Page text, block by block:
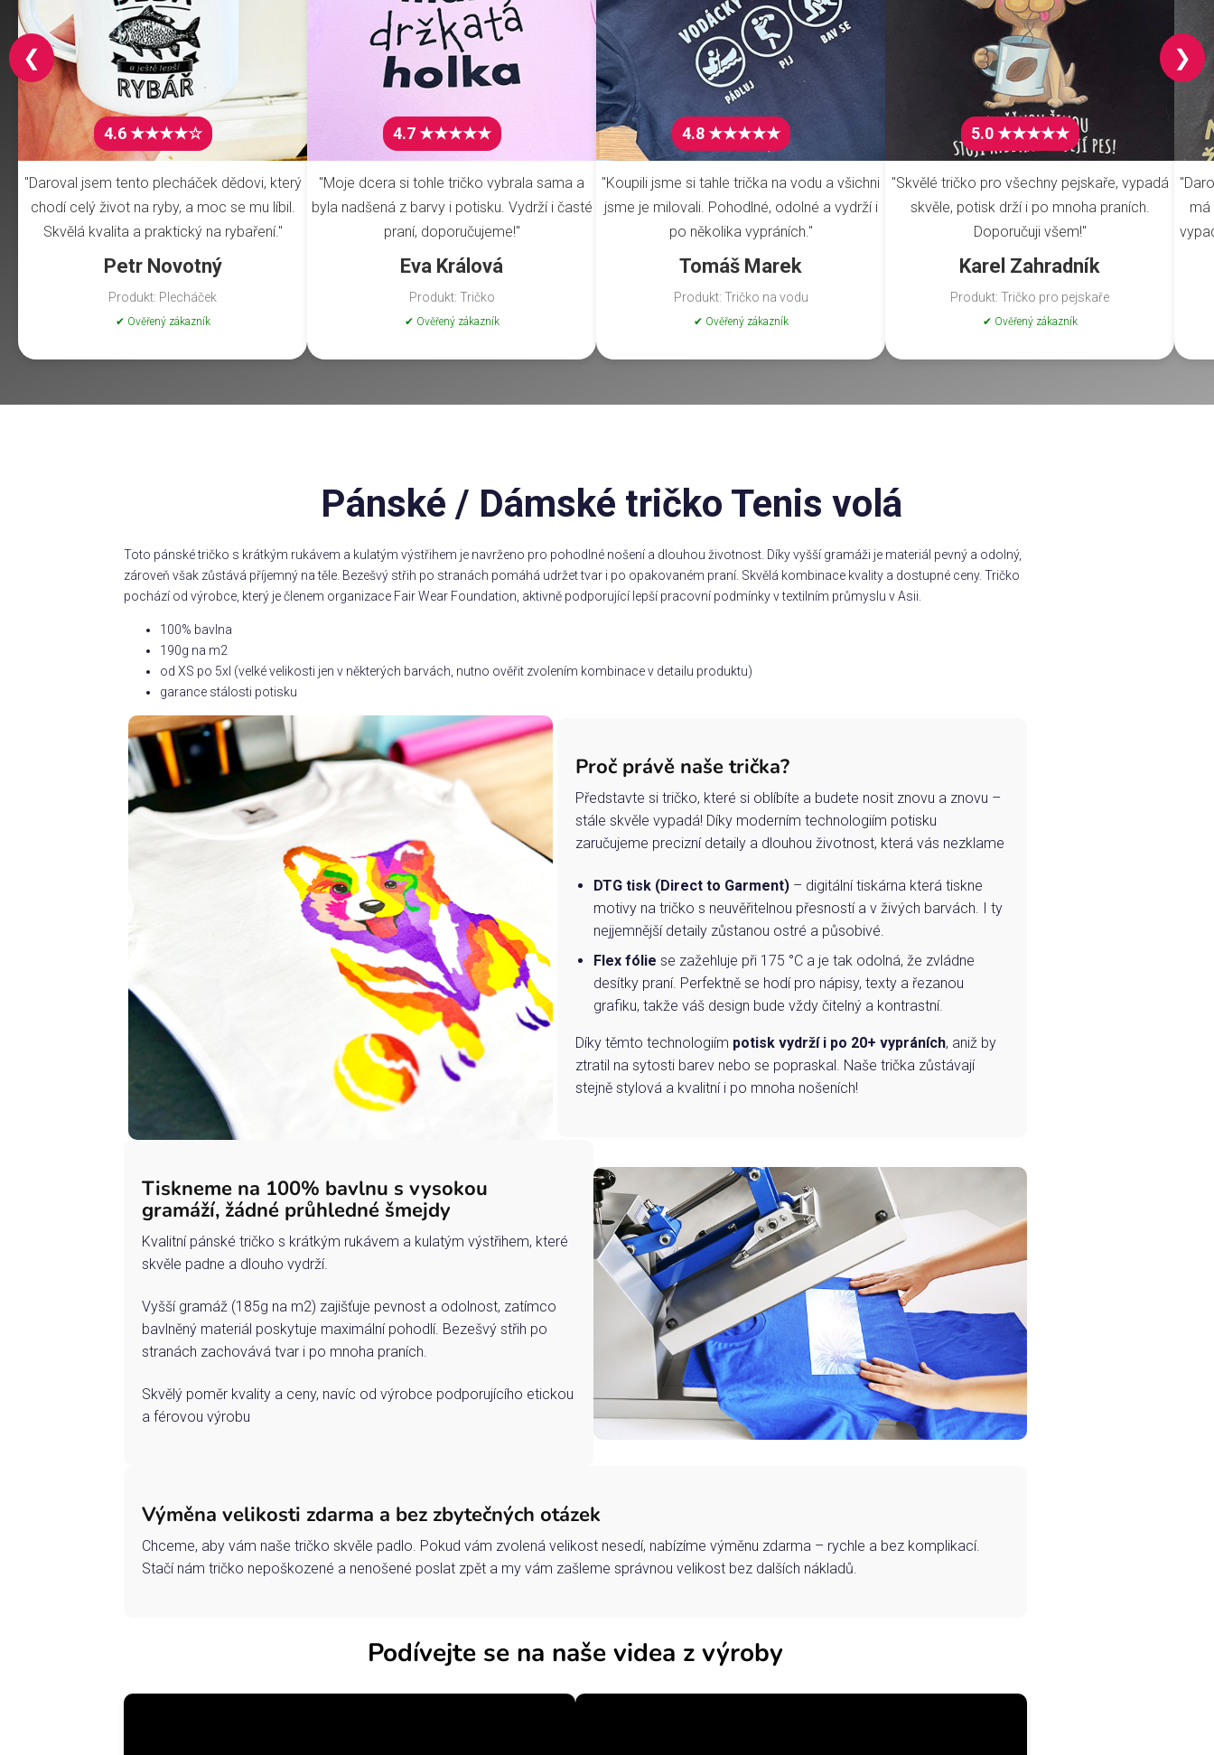
4.6 ★★★★☆
"Daroval jsem tento plecháček dědovi, který
chodí celý život na ryby, a moc se mu líbil.
Skvělá kvalita a praktický na rybaření."
Petr Novotný
Produkt: Plecháček
✔ Ověřený zákazník
4.7 ★★★★★
"Moje dcera si tohle tričko vybrala sama a
byla nadšená z barvy i potisku. Vydrží i časté
praní, doporučujeme!"
Eva Králová
Produkt: Tričko
✔ Ověřený zákazník
4.8 ★★★★★
"Koupili jsme si tahle trička na vodu a všichni
jsme je milovali. Pohodlné, odolné a vydrží i
po několika vypráních."
Tomáš Marek
Produkt: Tričko na vodu
✔ Ověřený zákazník
5.0 ★★★★★
"Skvělé tričko pro všechny pejskaře, vypadá
skvěle, potisk drží i po mnoha praních.
Doporučuji všem!"
Karel Zahradník
Produkt: Tričko pro pejskaře
✔ Ověřený zákazník
má
❮ ❯
Pánské / Dámské tričko Tenis volá
Toto pánské tričko s krátkým rukávem a kulatým výstřihem je navrženo pro pohodlné nošení a dlouhou životnost. Díky vyšší gramáži je materiál pevný a odolný,
zároveň však zůstává příjemný na těle. Bezešvý střih po stranách pomáhá udržet tvar i po opakovaném praní. Skvělá kombinace kvality a dostupné ceny. Tričko
pochází od výrobce, který je členem organizace Fair Wear Foundation, aktivně podporující lepší pracovní podmínky v textilním průmyslu v Asii.
100% bavlna
190g na m2
od XS po 5xl (velké velikosti jen v některých barvách, nutno ověřit zvolením kombinace v detailu produktu)
garance stálosti potisku
Proč právě naše trička?
Představte si tričko, které si oblíbíte a budete nosit znovu a znovu –
stále skvěle vypadá! Díky moderním technologiím potisku
zaručujeme precizní detaily a dlouhou životnost, která vás nezklame
DTG tisk (Direct to Garment)– digitální tiskárna která tiskne
motivy na tričko s neuvěřitelnou přesností a v živých barvách. I ty
nejjemnější detaily zůstanou ostré a působivé.
Flex fólie se zažehluje při 175 °C a je tak odolná, že zvládne
desítky praní. Perfektně se hodí pro nápisy, texty a řezanou
grafiku, takže váš design bude vždy čitelný a kontrastní.
Díky těmto technologiím potisk vydrží i po 20+ vypráních, aniž by
ztratil na sytosti barev nebo se popraskal. Naše trička zůstávají
stejně stylová a kvalitní i po mnoha nošeních!
Tiskneme na 100% bavlnu s vysokou
gramáží, žádné průhledné šmejdy
Kvalitní pánské tričko s krátkým rukávem a kulatým výstřihem, které
skvěle padne a dlouho vydrží.
Vyšší gramáž (185g na m2) zajišťuje pevnost a odolnost, zatímco
bavlněný materiál poskytuje maximální pohodlí. Bezešvý střih po
stranách zachovává tvar i po mnoha praních.
Skvělý poměr kvality a ceny, navíc od výrobce podporujícího etickou
a férovou výrobu
Výměna velikosti zdarma a bez zbytečných otázek
Chceme, aby vám naše tričko skvěle padlo. Pokud vám zvolená velikost nesedí, nabízíme výměnu zdarma – rychle a bez komplikací.
Stačí nám tričko nepoškozené a nenošené poslat zpět a my vám zašleme správnou velikost bez dalších nákladů.
Podívejte se na naše videa z výroby